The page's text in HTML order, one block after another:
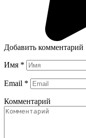
Добавить комментарий
Имя *
Email *
Комментарий